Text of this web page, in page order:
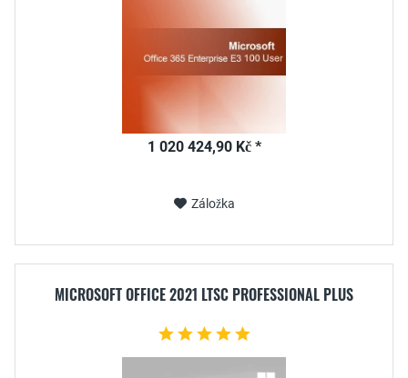
1 020 424,90 Kč *
Záložka
MICROSOFT OFFICE 2021 LTSC PROFESSIONAL PLUS